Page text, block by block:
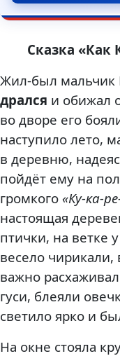
Сказка «Как
Жил-был мальчик
дрался и обижал
во дворе его
наступило лето,
в деревню,
пойдёт ему на
громкого «Ку-ка-
настоящая
птички, на ветке
весело
важно расхаживал
гуси, блеяли
светило ярко и
На окне стояла